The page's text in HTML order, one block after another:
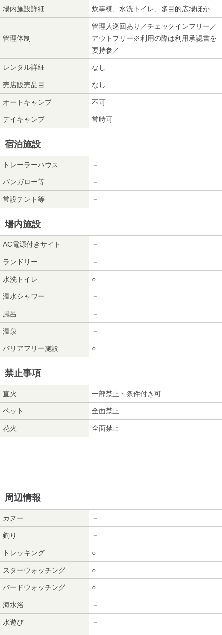
場内施設詳細 炊事棟、水洗トイレ、多目的広場ほか
管理体制
管理人巡回あり／チェックインフリー／
アウトフリー※利用の際は利用承認書を
要持参／
レンタル詳細 なし
売店販売品目 なし
オートキャンプ 不可
デイキャンプ 常時可
宿泊施設
トレーラーハウス －
バンガロー等 －
常設テント等 －
場内施設
AC電源付きサイト －
ランドリー －
水洗トイレ ○
温水シャワー －
風呂 －
温泉 －
バリアフリー施設 ○
禁止事項
直火 一部禁止・条件付き可
ペット 全面禁止
花火 全面禁止
周辺情報
カヌー －
釣り －
トレッキング ○
スターウォッチング ○
バードウォッチング ○
海水浴 －
水遊び －